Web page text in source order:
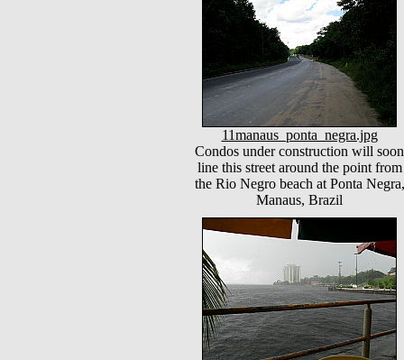
11manaus_ponta_negra.jpg
Condos under construction will soon
line this street around the point from
the Rio Negro beach at Ponta Negra,
Manaus, Brazil